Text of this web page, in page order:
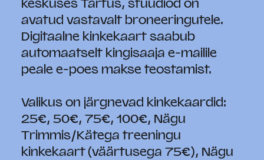
keskuses Tartus, stuudiod on
avatud vastavalt broneeringutele.
Digitaalne kinkekaart saabub
automaatselt kingisaaja e-mailile
peale e-poes makse teostamist.
Valikus on järgnevad kinkekaardid:
25€, 50€, 75€, 100€, Nägu
Trimmis/Kätega treeningu
kinkekaart (väärtusega 75€), Nägu